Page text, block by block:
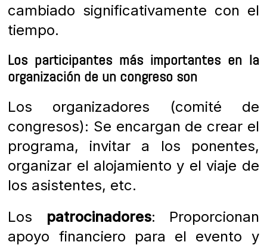
cambiado significativamente con el
tiempo.
Los participantes más importantes en la
organización de un congreso son
Los organizadores (comité de
congresos): Se encargan de crear el
programa, invitar a los ponentes,
organizar el alojamiento y el viaje de
los asistentes, etc.
Los patrocinadores: Proporcionan
apoyo financiero para el evento y